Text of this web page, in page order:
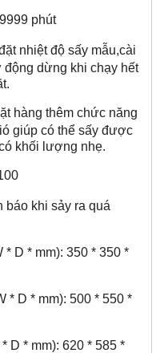
phút
nhiệt độ sấy mẫu,cài
dừng khi chạy hết
hàng thêm chức năng
giúp có thể sấy được
khối lượng nhẹ.
báo khi sảy ra quá
D * mm): 350 * 350 *
* D * mm): 500 * 550 *
D * mm): 620 * 585 *